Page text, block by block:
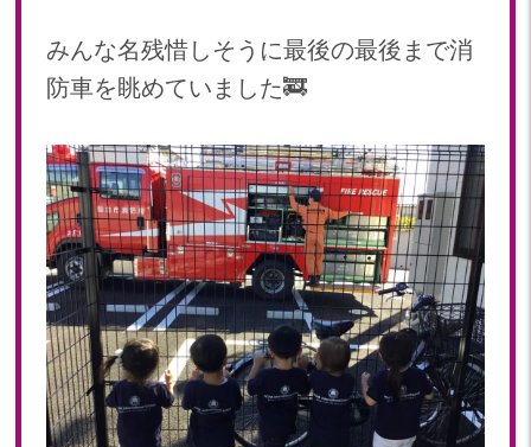
みんな名残惜しそうに最後の最後まで消
防車を眺めていました🚒